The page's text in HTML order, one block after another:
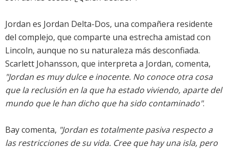
Jordan es Jordan Delta-Dos, una compañera residente
del complejo, que comparte una estrecha amistad con
Lincoln, aunque no su naturaleza más desconfiada.
Scarlett Johansson, que interpreta a Jordan, comenta,
"Jordan es muy dulce e inocente. No conoce otra cosa
que la reclusión en la que ha estado viviendo, aparte del
mundo que le han dicho que ha sido contaminado".
Bay comenta, "Jordan es totalmente pasiva respecto a
las restricciones de su vida. Cree que hay una isla, pero